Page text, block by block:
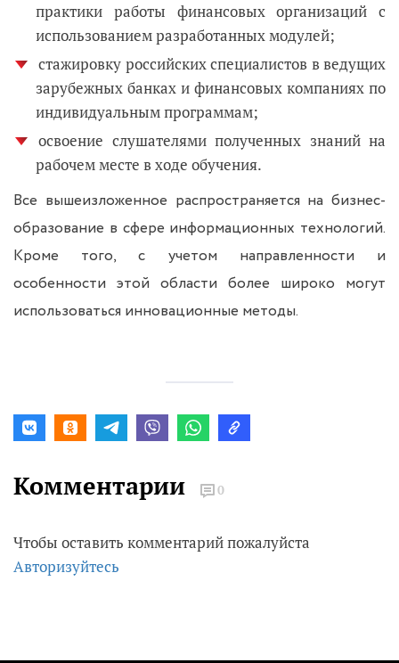
практики работы финансовых организаций с
использованием разработанных модулей;
стажировку российских специалистов в ведущих
зарубежных банках и финансовых компаниях по
индивидуальным программам;
освоение слушателями полученных знаний на
рабочем месте в ходе обучения.
Все вышеизложенное распространяется на бизнес-
образование в сфере информационных технологий.
Кроме того, с учетом направленности и
особенности этой области более широко могут
использоваться инновационные методы.
Комментарии 0
Чтобы оставить комментарий пожалуйста
Авторизуйтесь